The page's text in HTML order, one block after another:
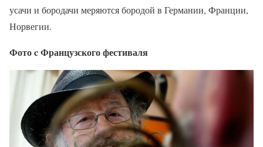
усачи и бородачи меряются бородой в Германии, Франции,
Норвегии.
Фото c Французского фестиваля